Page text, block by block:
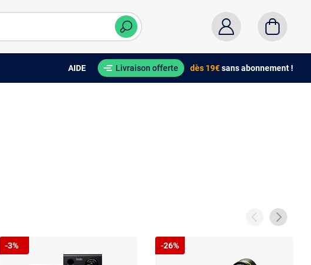
AIDE Livraison offerte dès 19€sans abonnement !
-3% -26%